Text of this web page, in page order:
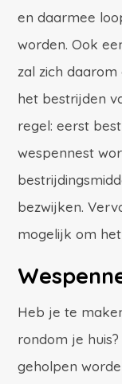
en daarmee
worden. Ook
zal zich
het bestrijden
regel: eerst
wespennest
bezwijken.
mogelijk om
Heb je te
rondom je
geholpen